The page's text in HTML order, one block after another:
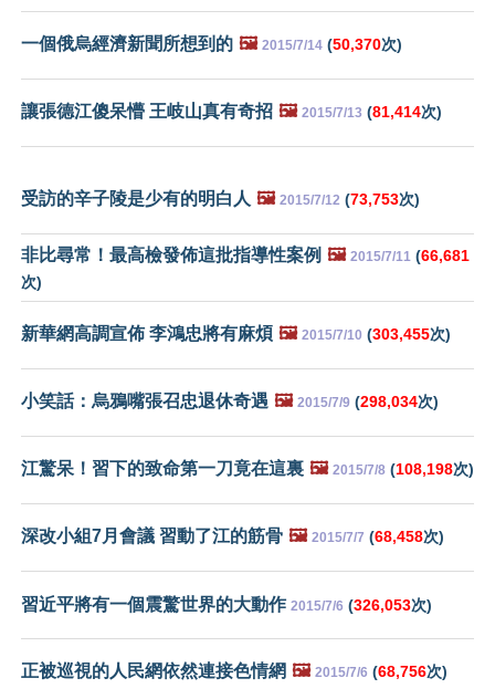
一個俄烏經濟新聞所想到的 🖼️ 2015/7/14 (50,370次)
讓張德江傻呆懵 王岐山真有奇招 🖼️ 2015/7/13 (81,414次)
受訪的辛子陵是少有的明白人 🖼️ 2015/7/12 (73,753次)
非比尋常！最高檢發佈這批指導性案例 🖼️ 2015/7/11 (66,681
次)
新華網高調宣佈 李鴻忠將有麻煩 🖼️ 2015/7/10 (303,455次)
小笑話：烏鴉嘴張召忠退休奇遇 🖼️ 2015/7/9 (298,034次)
江驚呆！習下的致命第一刀竟在這裏 🖼️ 2015/7/8 (108,198次)
深改小組7月會議 習動了江的筋骨 🖼️ 2015/7/7 (68,458次)
習近平將有一個震驚世界的大動作 2015/7/6 (326,053次)
正被巡視的人民網依然連接色情網 🖼️ 2015/7/6 (68,756次)